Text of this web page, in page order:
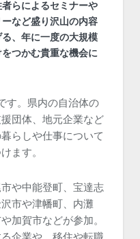
らによるセミナーや
など盛り沢山の内容
、年に一度の大規模
つかむ貴重な機会に
す。県内の自治体の
団体、地元企業など
らしや仕事について
ます。
や中能登町、宝達志
市や津幡町、内灘
加賀市などが参加。